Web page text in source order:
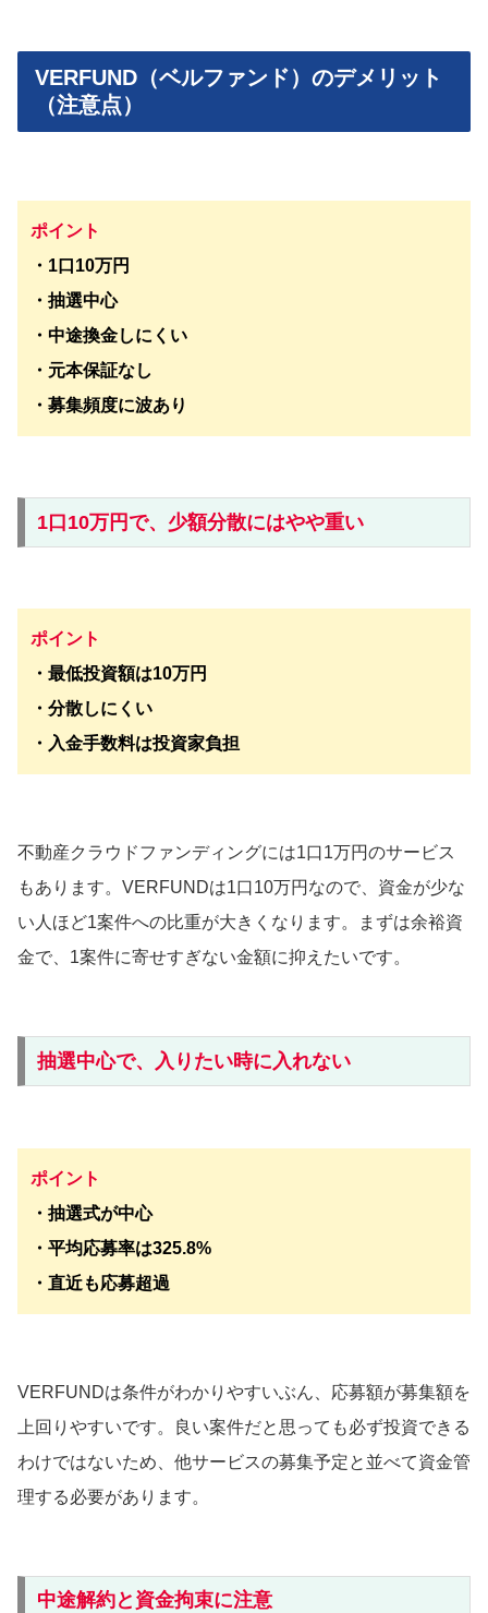
VERFUND（ベルファンド）のデメリット
（注意点）
ポイント
・1口10万円
・抽選中心
・中途換金しにくい
・元本保証なし
・募集頻度に波あり
1口10万円で、少額分散にはやや重い
ポイント
・最低投資額は10万円
・分散しにくい
・入金手数料は投資家負担
不動産クラウドファンディングには1口1万円のサービス
もあります。VERFUNDは1口10万円なので、資金が少な
い人ほど1案件への比重が大きくなります。まずは余裕資
金で、1案件に寄せすぎない金額に抑えたいです。
抽選中心で、入りたい時に入れない
ポイント
・抽選式が中心
・平均応募率は325.8%
・直近も応募超過
VERFUNDは条件がわかりやすいぶん、応募額が募集額を
上回りやすいです。良い案件だと思っても必ず投資できる
わけではないため、他サービスの募集予定と並べて資金管
理する必要があります。
中途解約と資金拘束に注意